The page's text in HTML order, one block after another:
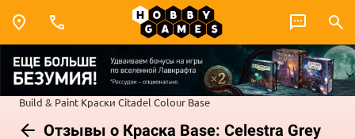
Build & Paint Краски Citadel Colour Base
Отзывы о Краска Base: Celestra Grey